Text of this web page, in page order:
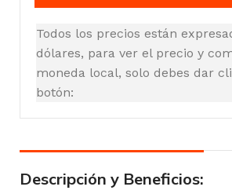
Todos los precios están
dólares, para ver el precio y
moneda local, solo debes dar
botón:
Descripción y Beneficios: